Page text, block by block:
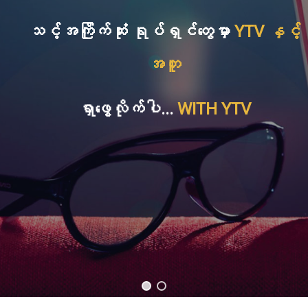
သင့်အကြိုက်ဆုံး ရုပ်ရှင်တွေမှာ YTV နှင့်
အတူ
ရှာဖွေလိုက်ပါ... WITH YTV